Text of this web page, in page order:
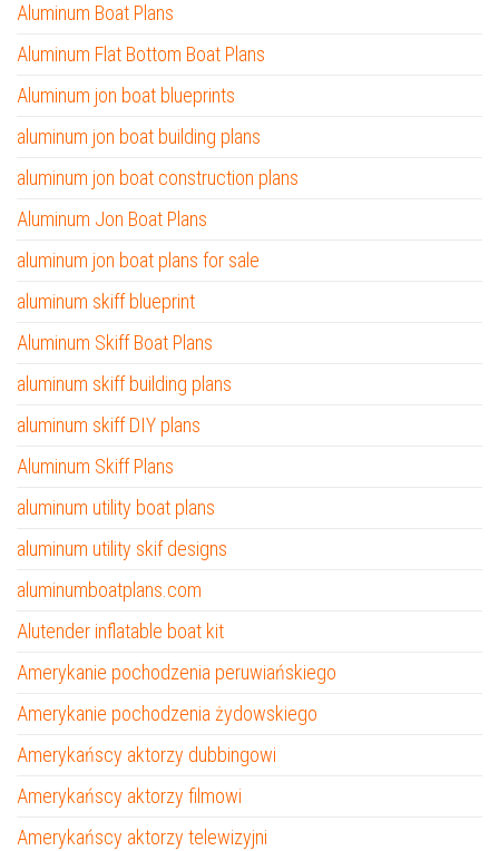
Aluminum Boat Plans
Aluminum Flat Bottom Boat Plans
Aluminum jon boat blueprints
aluminum jon boat building plans
aluminum jon boat construction plans
Aluminum Jon Boat Plans
aluminum jon boat plans for sale
aluminum skiff blueprint
Aluminum Skiff Boat Plans
aluminum skiff building plans
aluminum skiff DIY plans
Aluminum Skiff Plans
aluminum utility boat plans
aluminum utility skif designs
aluminumboatplans.com
Alutender inflatable boat kit
Amerykanie pochodzenia peruwiańskiego
Amerykanie pochodzenia żydowskiego
Amerykańscy aktorzy dubbingowi
Amerykańscy aktorzy filmowi
Amerykańscy aktorzy telewizyjni